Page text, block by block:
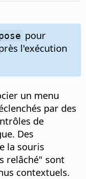
pour
l'exécution
un menu
par des
de
Des
la souris
relâché" sont
contextuels.